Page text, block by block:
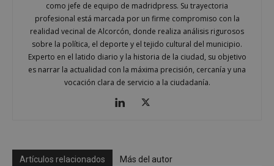
como jefe de equipo de madridpress. Su trayectoria
profesional está marcada por un firme compromiso con la
realidad vecinal de Alcorcón, donde realiza análisis rigurosos
sobre la política, el deporte y el tejido cultural del municipio.
Experto en el latido diario y la historia de la ciudad, su objetivo
es narrar la actualidad con la máxima precisión, cercanía y una
vocación clara de servicio a la ciudadanía.
Artículos relacionados Más del autor